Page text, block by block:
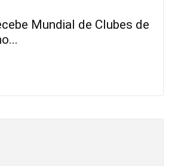
Mundial de Clubes de